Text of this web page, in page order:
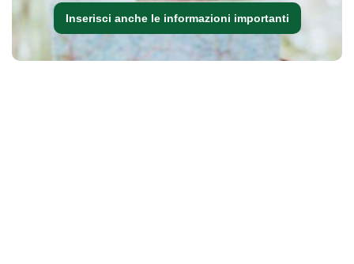
Inserisci anche le informazioni importanti